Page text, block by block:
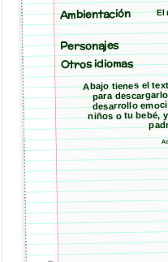
Ambientación El
Personajes
Otros idiomas
Abajo tienes el
para
desarrollo
niños o tu bebé,